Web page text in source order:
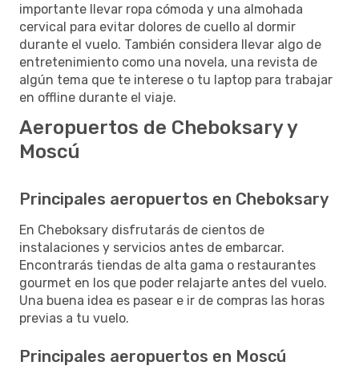
importante llevar ropa cómoda y una almohada
cervical para evitar dolores de cuello al dormir
durante el vuelo. También considera llevar algo de
entretenimiento como una novela, una revista de
algún tema que te interese o tu laptop para trabajar
en offline durante el viaje.
Aeropuertos de Cheboksary y
Moscú
Principales aeropuertos en Cheboksary
En Cheboksary disfrutarás de cientos de
instalaciones y servicios antes de embarcar.
Encontrarás tiendas de alta gama o restaurantes
gourmet en los que poder relajarte antes del vuelo.
Una buena idea es pasear e ir de compras las horas
previas a tu vuelo.
Principales aeropuertos en Moscú